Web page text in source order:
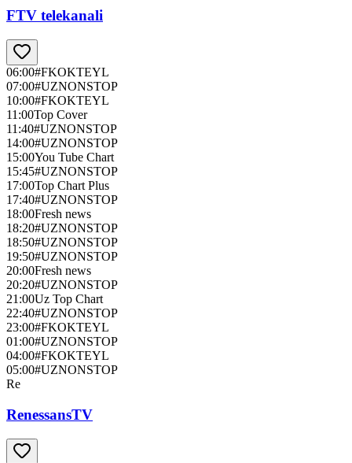
FTV telekanali
06:00#FKOKTEYL
07:00#UZNONSTOP
10:00#FKOKTEYL
11:00Top Cover
11:40#UZNONSTOP
14:00#UZNONSTOP
15:00You Tube Chart
15:45#UZNONSTOP
17:00Top Chart Plus
17:40#UZNONSTOP
18:00Fresh news
18:20#UZNONSTOP
18:50#UZNONSTOP
19:50#UZNONSTOP
20:00Fresh news
20:20#UZNONSTOP
21:00Uz Top Chart
22:40#UZNONSTOP
23:00#FKOKTEYL
01:00#UZNONSTOP
04:00#FKOKTEYL
05:00#UZNONSTOP
Re
RenessansTV